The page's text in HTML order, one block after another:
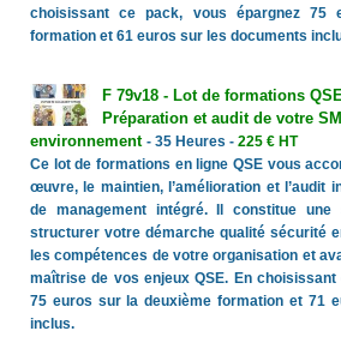
choisissant ce pack, vous épargnez 75
formation et 61 euros sur les documents
F 79v18 - Lot de formations
Préparation et audit de votre
environnement - 35 Heures - 225 € HT
Ce lot de formations en ligne QSE vous
œuvre, le maintien, l’amélioration et l’audit
de management intégré. Il constitue une
structurer votre démarche qualité sécurité
les compétences de votre organisation et
maîtrise de vos enjeux QSE. En
75 euros sur la deuxième formation et 71
inclus.